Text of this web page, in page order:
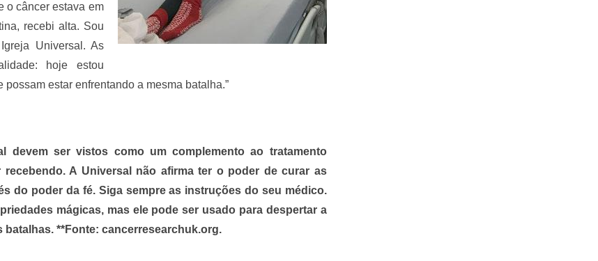
o câncer estava em
recebi alta. Sou
Universal. As
hoje estou
estar enfrentando a mesma batalha.”
devem ser vistos como um complemento ao tratamento
A Universal não afirma ter o poder de curar as
do poder da fé. Siga sempre as instruções do seu médico.
mágicas, mas ele pode ser usado para despertar a
**Fonte: cancerresearchuk.org.